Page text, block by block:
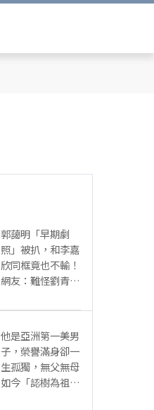
郭藹明「早期劇
照」被扒，和李嘉
欣同框竟也不輸！
網友：難怪劉青云
他是亞洲第一美男
子，榮譽滿身卻一
生孤獨，無父無母
如今「認樹為祖父